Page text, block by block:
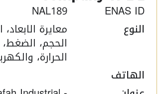
ENAS ID
NAL189
النوع
معايرة الابعاد،
الحجم،
الحرارة،
الهاتف